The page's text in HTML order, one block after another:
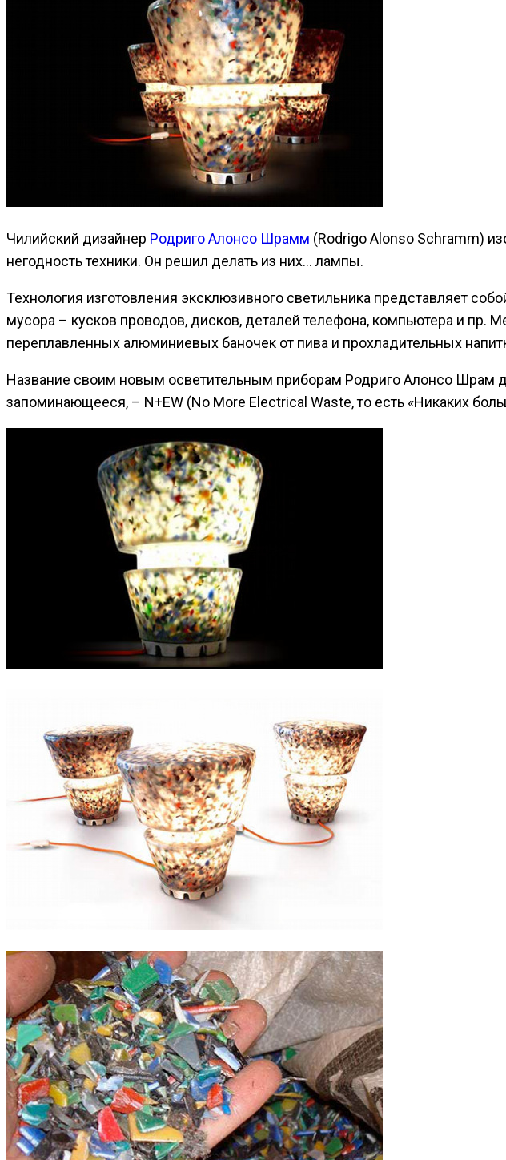
Чилийский дизайнер Родриго Алонсо Шрамм (Rodrigo Alonso Schramm)
негодность техники. Он решил делать из них… лампы.
Технология изготовления эксклюзивного светильника представляет
мусора – кусков проводов, дисков, деталей телефона, компьютера и пр.
переплавленных алюминиевых баночек от пива и прохладительных
Название своим новым осветительным приборам Родриго Алонсо Шрам
запоминающееся, – N+EW (No More Electrical Waste, то есть «Никаких